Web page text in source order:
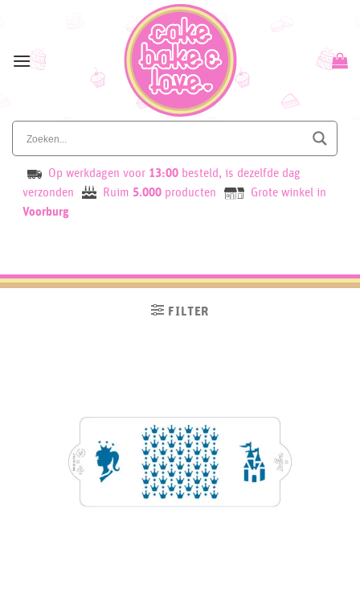
content
Op werkdagen voor 13:00 besteld, is dezelfde dag
verzonden
Ruim 5.000 producten
Grote winkel in
Voorburg
FILTER